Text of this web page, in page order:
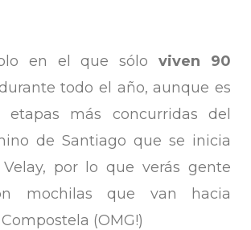
en el que sóloviven 90
todo el año, aunque es
más concurridas del
de Santiago que se inicia
por lo que verás gente
mochilas que van hacia
(OMG!)